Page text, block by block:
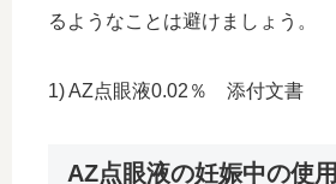
るようなことは避けましょう。
1) AZ点眼液0.02％ 添付文書
AZ点眼液の妊娠中の使用